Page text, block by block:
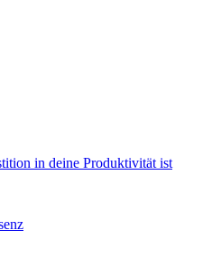
in deine Produktivität ist